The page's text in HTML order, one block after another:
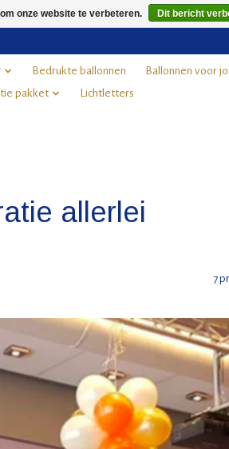
Bedrukte ballonnen Ballonnen voor
pakket
Lichtletters
allerlei
7
onze website te verbeteren. Dit bericht